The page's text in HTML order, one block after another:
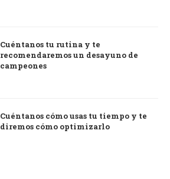
Cuéntanos tu rutina y te
recomendaremos un desayuno de
campeones
Cuéntanos cómo usas tu tiempo y te
diremos cómo optimizarlo